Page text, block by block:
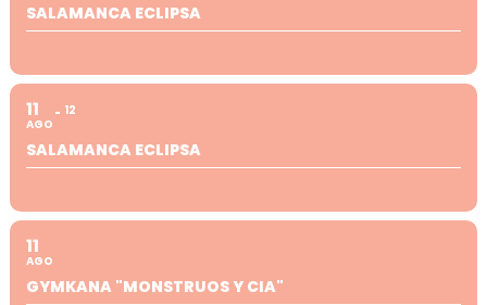
SALAMANCA ECLIPSA
11
AGO
12
SALAMANCA ECLIPSA
11
AGO
GYMKANA "MONSTRUOS Y CIA"